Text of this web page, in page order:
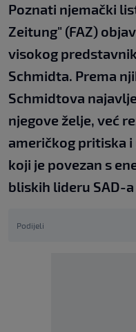
Poznati njemački
Zeitung" (FAZ)
visokog
Schmidta. Prema
Schmidtova
njegove želje, već
američkog pritiska
koji je povezan s
bliskih lideru SAD-
Podijeli